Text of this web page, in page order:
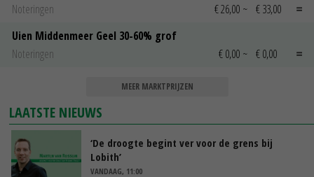
Noteringen
€ 26,00 ~ € 33,00
Uien Middenmeer Geel 30-60% grof
Noteringen
€ 0,00 ~ € 0,00
MEER MARKTPRIJZEN
LAATSTE NIEUWS
‘De droogte begint ver voor de grens bij
Lobith’
VANDAAG, 11:00